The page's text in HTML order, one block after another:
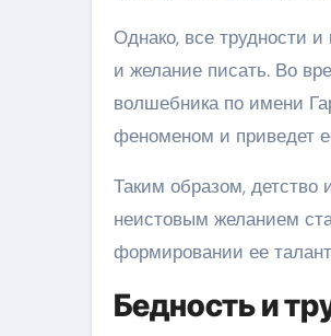
Однако, все трудности
и желание писать. Во
волшебника по имени
феноменом и приведет
Таким образом,
неистовым желанием
формировании ее
Бедность и